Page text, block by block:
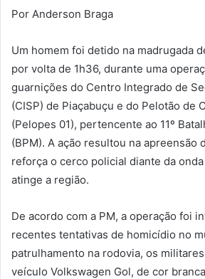
Por Anderson Braga
Um homem foi detido na madrugada
por volta de 1h36, durante uma
guarnições do Centro Integrado de
(CISP) de Piaçabuçu e do Pelotão de
(Pelopes 01), pertencente ao 11º
(BPM). A ação resultou na apreensão
reforça o cerco policial diante da
atinge a região.
De acordo com a PM, a operação foi
recentes tentativas de homicídio no
patrulhamento na rodovia, os
veículo Volkswagen Gol, de cor